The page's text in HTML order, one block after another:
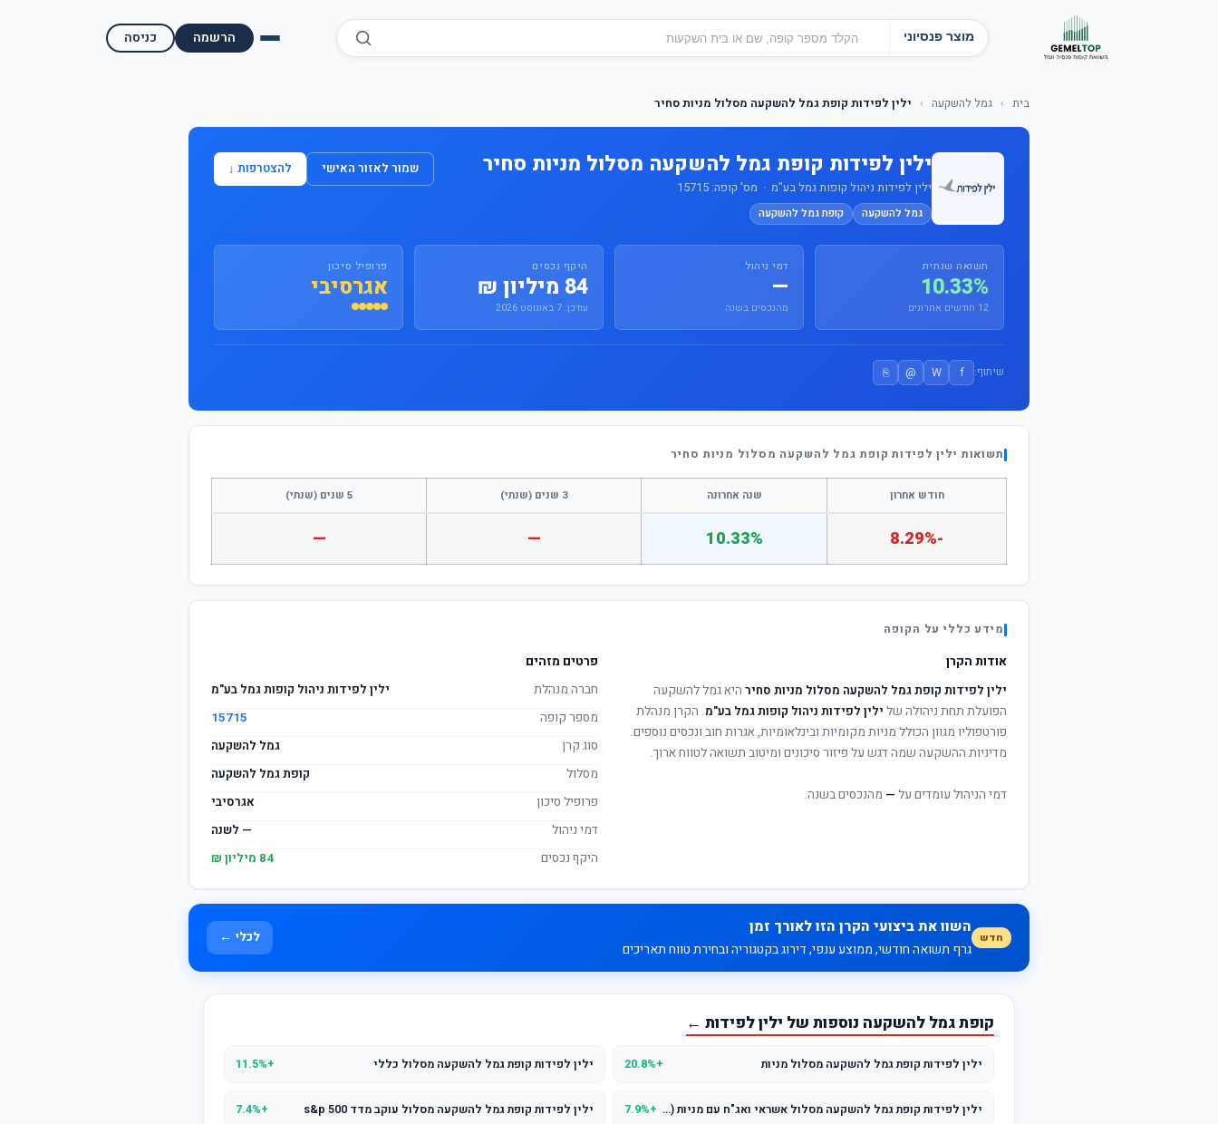
כניסה הרשמה
השוואת בתי השקעות למסחר עצמאי
מאמרים ומדריכים
מוצר פנסיוני
בית › גמל להשקעה › ילין לפידות קופת גמל להשקעה מסלול מניות סחיר
ילין לפידות קופת גמל להשקעה מסלול מניות סחיר
ילין לפידות ניהול קופות גמל בע"מ · מס' קופה: 15715
גמל להשקעה קופת גמל להשקעה
שמור לאזור האישי להצטרפות ↓
תשואה שנתית
10.33%
12 חודשים אחרונים
דמי ניהול
—
מהנכסים בשנה
היקף נכסים
84 מיליון ₪
עודכן: 7 באוגוסט 2026
פרופיל סיכון
אגרסיבי
שיתוף: f
W
@
⎘
תשואות ילין לפידות קופת גמל להשקעה מסלול מניות סחיר
חודש אחרון שנה אחרונה 3 שנים (שנתי) 5 שנים (שנתי)
-8.29%
10.33%
—
—
מידע כללי על הקופה
אודות הקרן
ילין לפידות קופת גמל להשקעה מסלול מניות סחיר היא גמל להשקעה
הפועלת תחת ניהולה של ילין לפידות ניהול קופות גמל בע"מ. הקרן מנהלת
פורטפוליו מגוון הכולל מניות מקומיות ובינלאומיות, אגרות חוב ונכסים נוספים.
מדיניות ההשקעה שמה דגש על פיזור סיכונים ומיטוב תשואה לטווח ארוך.
דמי הניהול עומדים על — מהנכסים בשנה.
פרטים מזהים
חברה מנהלת
ילין לפידות ניהול קופות גמל בע"מ
מספר קופה
15715
סוג קרן
גמל להשקעה
מסלול
קופת גמל להשקעה
פרופיל סיכון
אגרסיבי
דמי ניהול
— לשנה
היקף נכסים
84 מיליון ₪
חדש
השוו את ביצועי הקרן הזו לאורך זמן
גרף תשואה חודשי, ממוצע ענפי, דירוג בקטגוריה ובחירת טווח תאריכים
לכלי ←
קופת גמל להשקעה נוספות של ילין לפידות ←
ילין לפידות קופת גמל להשקעה מסלול מניות +20.8% ילין לפידות קופת גמל להשקעה מסלול כללי +11.5%
ילין לפידות קופת גמל להשקעה מסלול אשראי ואג"ח עם מניות (עד 25% מניות) +7.9% ילין לפידות קופת גמל להשקעה מסלול עוקב מדד s&p 500 +7.4%